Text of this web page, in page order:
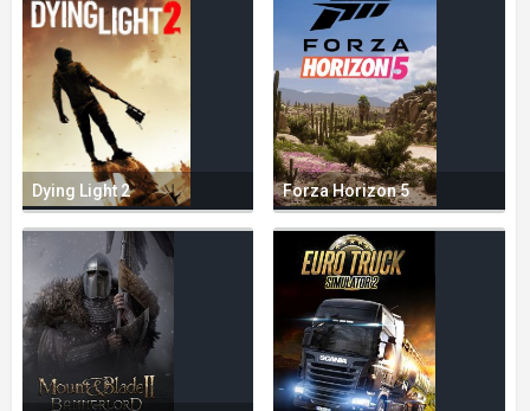
Dying Light 2 Forza Horizon 5